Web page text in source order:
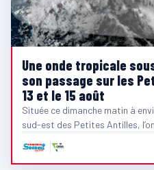
Une onde tropicale
son passage sur les
13 et le 15 août
Située ce dimanche matin à
sud-est des Petites Antilles,